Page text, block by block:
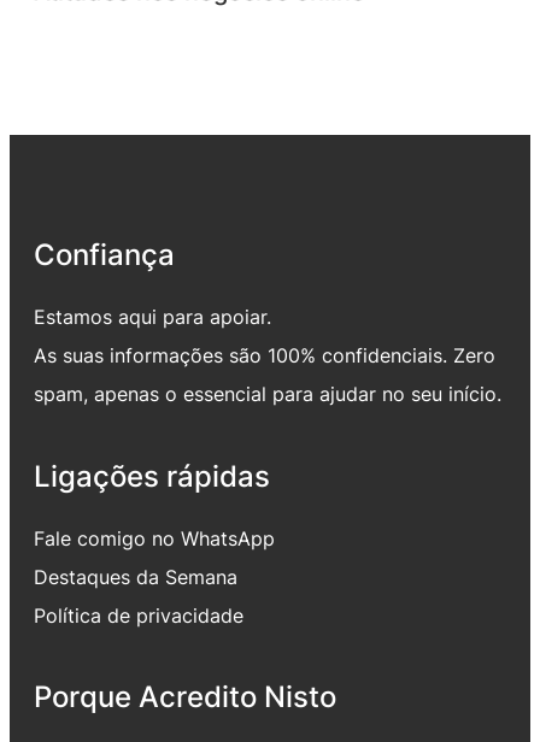
Confiança
Estamos aqui para apoiar.
As suas informações são 100% confidenciais. Zero
spam, apenas o essencial para ajudar no seu início.
Ligações rápidas
Fale comigo no WhatsApp
Destaques da Semana
Política de privacidade
Porque Acredito Nisto